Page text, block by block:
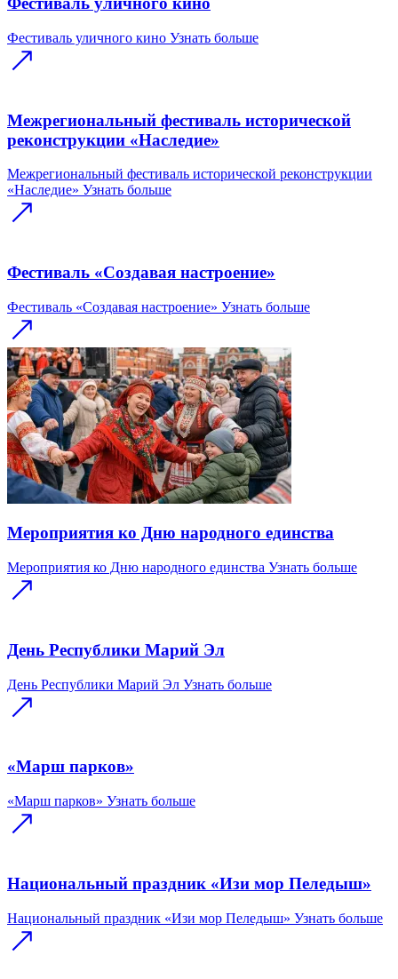
Фестиваль уличного кино Узнать больше
Межрегиональный фестиваль исторической
реконструкции «Наследие»
Межрегиональный фестиваль исторической реконструкции
«Наследие» Узнать больше
Фестиваль «Создавая настроение»
Фестиваль «Создавая настроение» Узнать больше
Мероприятия ко Дню народного единства
Мероприятия ко Дню народного единства Узнать больше
День Республики Марий Эл
День Республики Марий Эл Узнать больше
«Марш парков»
«Марш парков» Узнать больше
Национальный праздник «Изи мор Пеледыш»
Национальный праздник «Изи мор Пеледыш» Узнать больше